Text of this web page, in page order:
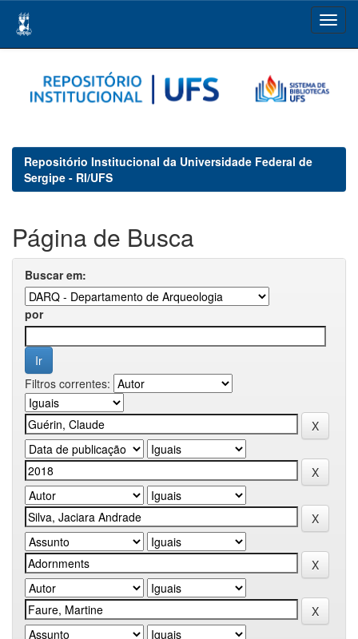
navigation
Repositório Institucional da Universidade Federal de
Sergipe - RI/UFS
Página de Busca
Buscar em:
por
Filtros correntes: